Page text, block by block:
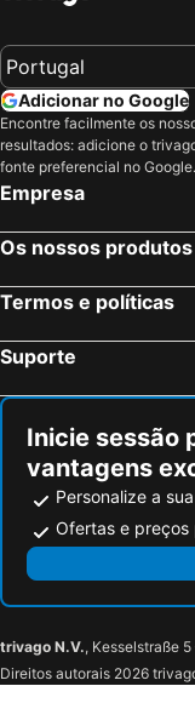
Adicionar no Google
Encontre facilmente os
resultados: adicione o
fonte preferencial no Google.
Empresa
Os nossos produtos
Termos e políticas
Suporte
Inicie sessão
vantagens
Personalize a
Ofertas e preços
trivago N.V., Kesselstraße
Direitos autorais 2026